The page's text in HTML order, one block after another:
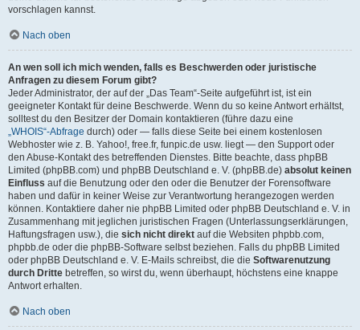
vorschlagen kannst.
Nach oben
An wen soll ich mich wenden, falls es Beschwerden oder juristische
Anfragen zu diesem Forum gibt?
Jeder Administrator, der auf der „Das Team“-Seite aufgeführt ist, ist ein
geeigneter Kontakt für deine Beschwerde. Wenn du so keine Antwort erhältst,
solltest du den Besitzer der Domain kontaktieren (führe dazu eine
„WHOIS“-Abfrage durch) oder — falls diese Seite bei einem kostenlosen
Webhoster wie z. B. Yahoo!, free.fr, funpic.de usw. liegt — den Support oder
den Abuse-Kontakt des betreffenden Dienstes. Bitte beachte, dass phpBB
Limited (phpBB.com) und phpBB Deutschland e. V. (phpBB.de) absolut keinen
Einfluss auf die Benutzung oder den oder die Benutzer der Forensoftware
haben und dafür in keiner Weise zur Verantwortung herangezogen werden
können. Kontaktiere daher nie phpBB Limited oder phpBB Deutschland e. V. in
Zusammenhang mit jeglichen juristischen Fragen (Unterlassungserklärungen,
Haftungsfragen usw.), die sich nicht direkt auf die Websiten phpbb.com,
phpbb.de oder die phpBB-Software selbst beziehen. Falls du phpBB Limited
oder phpBB Deutschland e. V. E-Mails schreibst, die die Softwarenutzung
durch Dritte betreffen, so wirst du, wenn überhaupt, höchstens eine knappe
Antwort erhalten.
Nach oben